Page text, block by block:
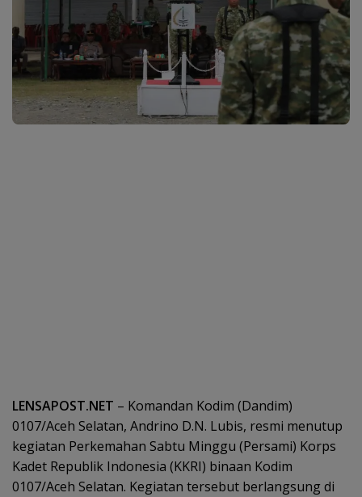
LENSAPOST.NET – Komandan Kodim (Dandim)
0107/Aceh Selatan, Andrino D.N. Lubis, resmi menutup
kegiatan Perkemahan Sabtu Minggu (Persami) Korps
Kadet Republik Indonesia (KKRI) binaan Kodim
0107/Aceh Selatan. Kegiatan tersebut berlangsung di